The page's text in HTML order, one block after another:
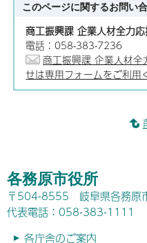
このページに関するお問い
商工振興課 企業人材全力
電話：058-383-7236
商工振興課 企業人材全
せは専用フォームをご利用
各務原市役所
〒504-8555 岐阜県各務原
代表電話：058-383-1111
各庁舎のご案内